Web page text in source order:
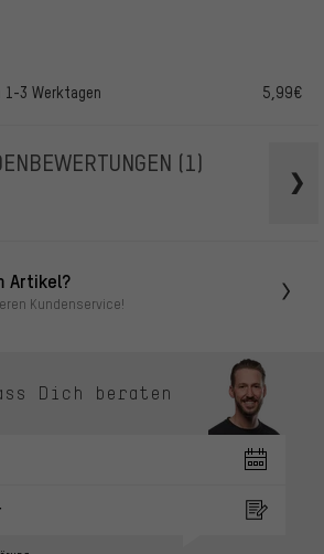
1-3 Werktagen 5,99€
(1)
Artikel?
Kundenservice!
Dich beraten